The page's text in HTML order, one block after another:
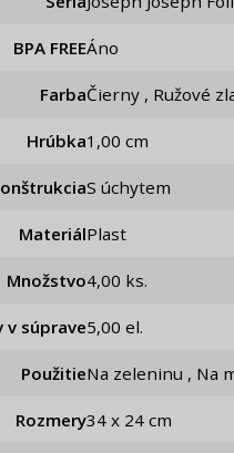
BPA FREE Áno
Farba Čierny , Ružové
Hrúbka 1,00 cm
S úchytem
Materiál Plast
Množstvo 4,00 ks.
v súprave 5,00 el.
Použitie Na zeleninu , Na
Rozmery 34 x 24 cm